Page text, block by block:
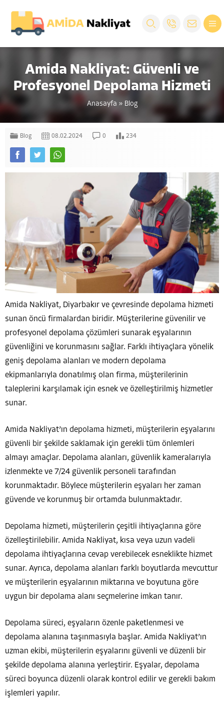
Amida Nakliyat: Güvenli ve
Profesyonel Depolama Hizmeti
Anasayfa » Blog
Blog 08.02.2024 0 234
Amida Nakliyat, Diyarbakır ve çevresinde depolama hizmeti
sunan öncü firmalardan biridir. Müşterilerine güvenilir ve
profesyonel depolama çözümleri sunarak eşyalarının
güvenliğini ve korunmasını sağlar. Farklı ihtiyaçlara yönelik
geniş depolama alanları ve modern depolama
ekipmanlarıyla donatılmış olan firma, müşterilerinin
taleplerini karşılamak için esnek ve özelleştirilmiş hizmetler
sunar.
Amida Nakliyat’ın depolama hizmeti, müşterilerin eşyalarını
güvenli bir şekilde saklamak için gerekli tüm önlemleri
almayı amaçlar. Depolama alanları, güvenlik kameralarıyla
izlenmekte ve 7/24 güvenlik personeli tarafından
korunmaktadır. Böylece müşterilerin eşyaları her zaman
güvende ve korunmuş bir ortamda bulunmaktadır.
Depolama hizmeti, müşterilerin çeşitli ihtiyaçlarına göre
özelleştirilebilir. Amida Nakliyat, kısa veya uzun vadeli
depolama ihtiyaçlarına cevap verebilecek esneklikte hizmet
sunar. Ayrıca, depolama alanları farklı boyutlarda mevcuttur
ve müşterilerin eşyalarının miktarına ve boyutuna göre
uygun bir depolama alanı seçmelerine imkan tanır.
Depolama süreci, eşyaların özenle paketlenmesi ve
depolama alanına taşınmasıyla başlar. Amida Nakliyat’ın
uzman ekibi, müşterilerin eşyalarını güvenli ve düzenli bir
şekilde depolama alanına yerleştirir. Eşyalar, depolama
süreci boyunca düzenli olarak kontrol edilir ve gerekli bakım
işlemleri yapılır.